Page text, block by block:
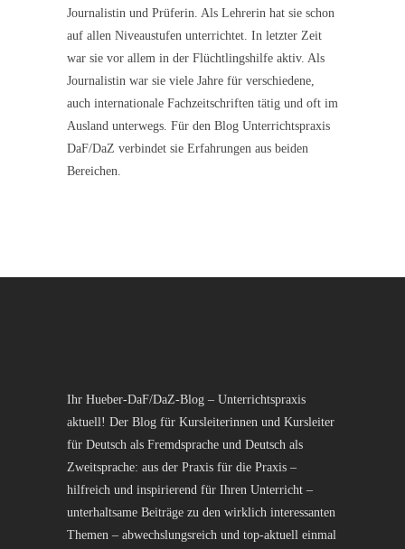
Journalistin und Prüferin. Als Lehrerin hat sie schon
auf allen Niveaustufen unterrichtet. In letzter Zeit
war sie vor allem in der Flüchtlingshilfe aktiv. Als
Journalistin war sie viele Jahre für verschiedene,
auch internationale Fachzeitschriften tätig und oft im
Ausland unterwegs. Für den Blog Unterrichtspraxis
DaF/DaZ verbindet sie Erfahrungen aus beiden
Bereichen.
Ihr Hueber-DaF/DaZ-Blog – Unterrichtspraxis
aktuell! Der Blog für Kursleiterinnen und Kursleiter
für Deutsch als Fremdsprache und Deutsch als
Zweitsprache: aus der Praxis für die Praxis –
hilfreich und inspirierend für Ihren Unterricht –
unterhaltsame Beiträge zu den wirklich interessanten
Themen – abwechslungsreich und top-aktuell einmal